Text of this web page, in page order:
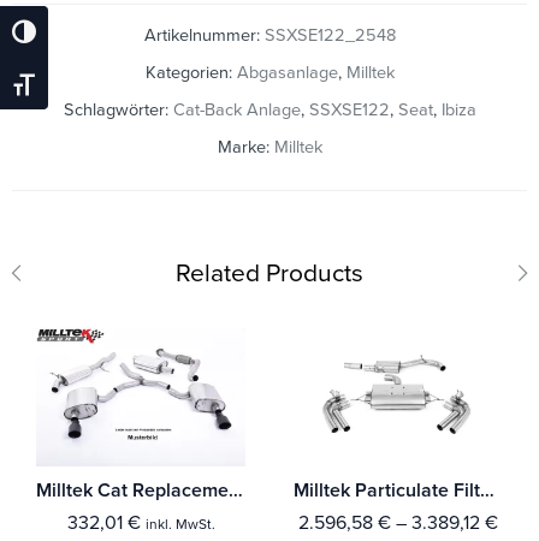
Umschalten Auf Hohe Kontraste
Schrift Vergrößern
Artikelnummer: SSXSE122_2548
Kategorien: Abgasanlage, Milltek
Schlagwörter: Cat-Back Anlage, SSXSE122, Seat, Ibiza
Marke: Milltek
Related Products
Milltek Cat Replacement Pipe Seat Ibiza Cupra 1.8 20VT 180PS
332,01 € inkl. MwSt.
Milltek Particulate Filter-back Seat Cupra Formentor 2.0TFSI 4Drive 310PS Mit TÜV / ECE Zulassung!
2.596,58 € – 3.389,12 €